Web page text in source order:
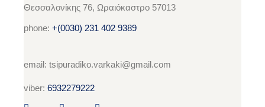
Θεσσαλονίκης 76, Ωραιόκαστρο 57013
phone:+(0030) 231 402 9389
email: tsipuradiko.varkaki@gmail.com
viber:6932279222